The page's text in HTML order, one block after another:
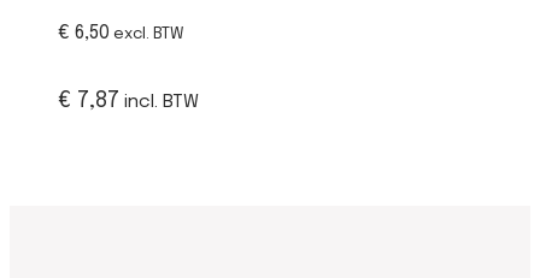
€ 6,50 excl. BTW
€ 7,87 incl. BTW